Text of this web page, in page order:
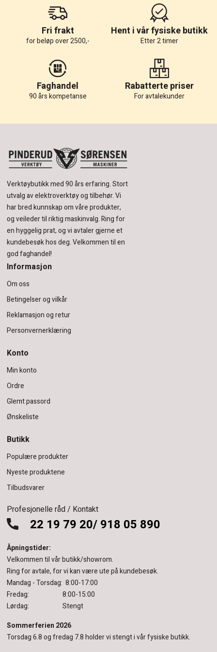
Fri frakt
for beløp over 2500,-
Hent i vår fysiske butikk
Etter 2 timer
Faghandel
90 års kompetanse
Rabatterte priser
For avtalekunder
Verktøybutikk med 90 års erfaring.Stort
utvalg av elektroverktøy og tilbehør.Vi
har bred kunnskap om våre produkter,
og veileder til riktig maskinvalg. Ring for
en hyggelig prat, og vi avtaler gjerne et
kundebesøk hos deg.Velkommen til en
god faghandel!
Informasjon
Om oss
Betingelser og vilkår
Reklamasjon og retur
Personvernerklæring
Konto
Min konto
Ordre
Glemt passord
Ønskeliste
Butikk
Populære produkter
Nyeste produktene
Tilbudsvarer
Profesjonelle råd / Kontakt
22 19 79 20/ 918 05 890
Åpningstider:
Velkommen til vår butikk/showrom.
Ring for avtale, for vi kan være ute på kundebesøk.
Mandag - Torsdag: 8:00-17:00
Fredag: 8:00-15:00
Lørdag: Stengt
Sommerferien 2026
Torsdag 6.8 og fredag 7.8 holder vi stengt i vår fysiske butikk.